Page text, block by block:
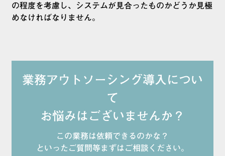
の程度を考慮し、システムが見合ったものかどうか見極
めなければなりません。
業務アウトソーシング導入につい
て
お悩みはございませんか？
この業務は依頼できるのかな？
といったご質問等まずはご相談ください。